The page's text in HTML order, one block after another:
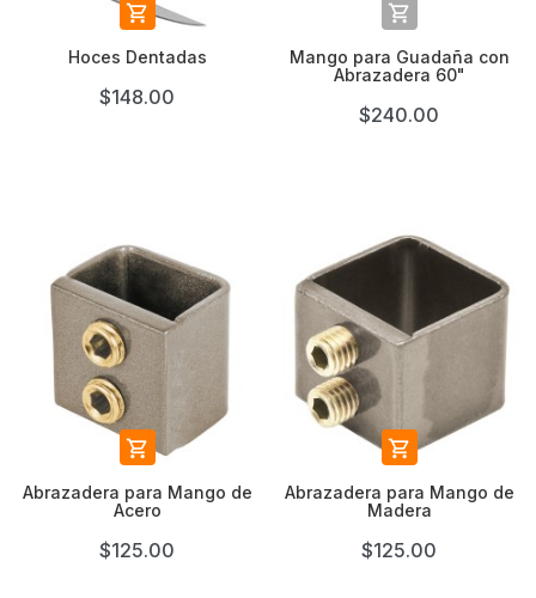

Hoces Dentadas
$148.00

Mango para Guadaña con
Abrazadera 60"
$240.00

Abrazadera para Mango de
Acero
$125.00

Abrazadera para Mango de
Madera
$125.00